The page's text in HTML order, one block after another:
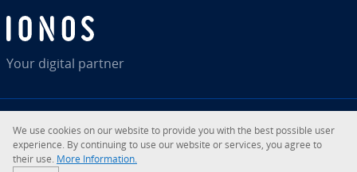
Your digital partner
© 2026IONOS SE
RSS LinkedIntiktok Instagram
We use cookies on our website to provide you with the best possible user
expe­rien­ce. By con­ti­nu­ing to use our website or services, you agree to
their use. More In­for­ma­tion.